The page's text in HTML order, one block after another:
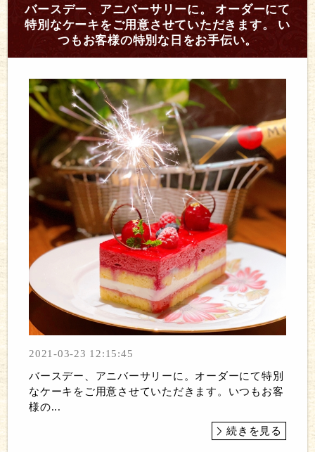
バースデー、アニバーサリーに。 オーダーにて
特別なケーキをご用意させていただきます。 い
つもお客様の特別な日をお手伝い。
2021-03-23 12:15:45
バースデー、アニバーサリーに。オーダーにて特別
なケーキをご用意させていただきます。いつもお客
様の...
続きを見る